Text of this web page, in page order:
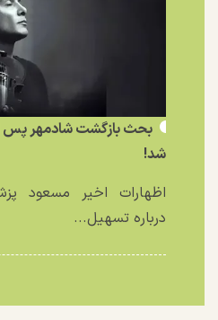
بحث بازگشت شادمهر پس
شد!
اظهارات اخیر مسعود
درباره تسهیل...